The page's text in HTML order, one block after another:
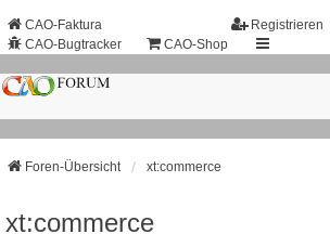
Registrieren
CAO-Faktura
CAO-Bugtracker
CAO-Shop
Foren-Übersicht xt:commerce
xt:commerce